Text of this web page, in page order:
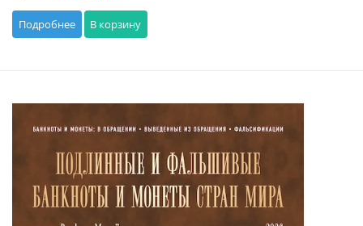
Подробнее В корзину